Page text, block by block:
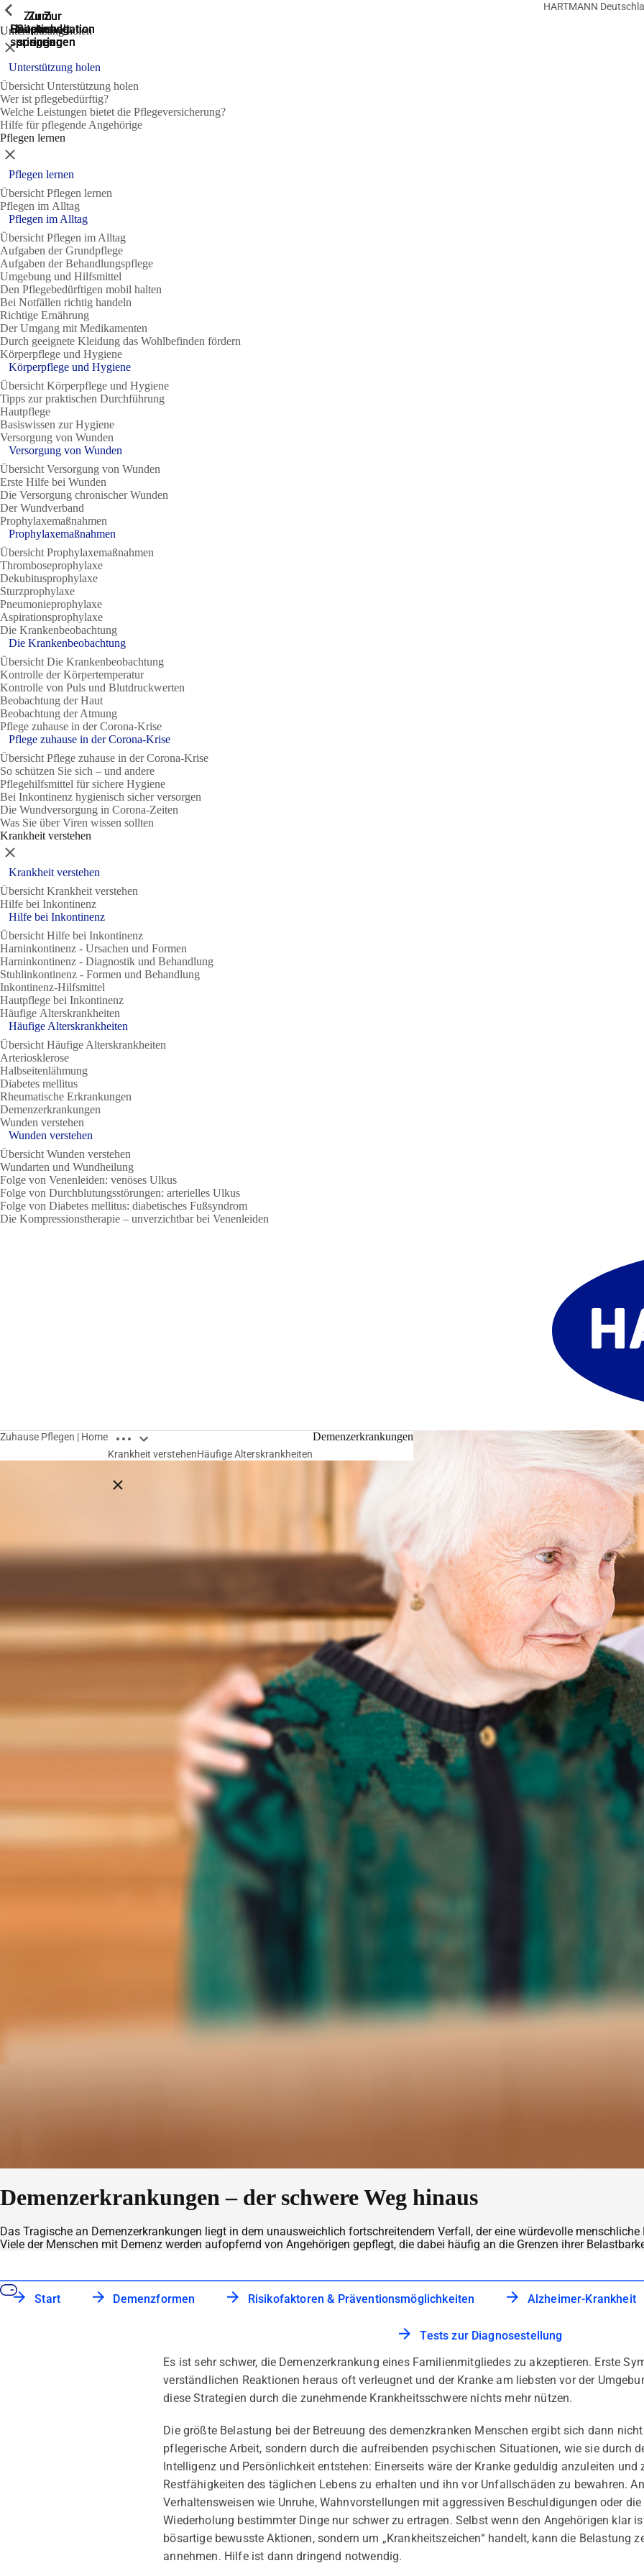
Zur
Suche
springen
Zur
Hauptnavigation
springen
Zur
Hauptnavigation
springen
Zum
Hauptinhalt
springen
Zum
Seitenende
springen
HARTMANN
Unterstützung holen
Zeige vorherige
Schließen
Unterstützung holen
Übersicht Unterstützung holen
Wer ist pflegebedürftig?
Welche Leistungen bietet die Pflegeversicherung?
Hilfe für pflegende Angehörige
Pflegen lernen
Zeige vorherige
Schließen
Pflegen lernen
Übersicht Pflegen lernen
Pflegen im Alltag
Zeige vorherige
Pflegen im Alltag
Übersicht Pflegen im Alltag
Aufgaben der Grundpflege
Aufgaben der Behandlungspflege
Umgebung und Hilfsmittel
Den Pflegebedürftigen mobil halten
Bei Notfällen richtig handeln
Richtige Ernährung
Der Umgang mit Medikamenten
Durch geeignete Kleidung das Wohlbefinden fördern
Körperpflege und Hygiene
Zeige vorherige
Körperpflege und Hygiene
Übersicht Körperpflege und Hygiene
Tipps zur praktischen Durchführung
Hautpflege
Basiswissen zur Hygiene
Versorgung von Wunden
Zeige vorherige
Versorgung von Wunden
Übersicht Versorgung von Wunden
Erste Hilfe bei Wunden
Die Versorgung chronischer Wunden
Der Wundverband
Prophylaxemaßnahmen
Zeige vorherige
Prophylaxemaßnahmen
Übersicht Prophylaxemaßnahmen
Thromboseprophylaxe
Dekubitusprophylaxe
Sturzprophylaxe
Pneumonieprophylaxe
Aspirationsprophylaxe
Die Krankenbeobachtung
Zeige vorherige
Die Krankenbeobachtung
Übersicht Die Krankenbeobachtung
Kontrolle der Körpertemperatur
Kontrolle von Puls und Blutdruckwerten
Beobachtung der Haut
Beobachtung der Atmung
Pflege zuhause in der Corona-Krise
Zeige vorherige
Pflege zuhause in der Corona-Krise
Übersicht Pflege zuhause in der Corona-Krise
So schützen Sie sich – und andere
Pflegehilfsmittel für sichere Hygiene
Bei Inkontinenz hygienisch sicher versorgen
Die Wundversorgung in Corona-Zeiten
Was Sie über Viren wissen sollten
Krankheit verstehen
Zeige vorherige
Schließen
Krankheit verstehen
Übersicht Krankheit verstehen
Hilfe bei Inkontinenz
Zeige vorherige
Hilfe bei Inkontinenz
Übersicht Hilfe bei Inkontinenz
Harninkontinenz - Ursachen und Formen
Harninkontinenz - Diagnostik und Behandlung
Stuhlinkontinenz - Formen und Behandlung
Inkontinenz-Hilfsmittel
Hautpflege bei Inkontinenz
Häufige Alterskrankheiten
Zeige vorherige
Häufige Alterskrankheiten
Übersicht Häufige Alterskrankheiten
Arteriosklerose
Halbseitenlähmung
Diabetes mellitus
Rheumatische Erkrankungen
Demenzerkrankungen
Wunden verstehen
Zeige vorherige
Wunden verstehen
Übersicht Wunden verstehen
Wundarten und Wundheilung
Folge von Venenleiden: venöses Ulkus
Folge von Durchblutungsstörungen: arterielles Ulkus
Folge von Diabetes mellitus: diabetisches Fußsyndrom
Die Kompressionstherapie – unverzichtbar bei Venenleiden
Zuhause Pflegen | Home Breadcrumbs öffnen
Breadcrumbs schließen
Krankheit verstehenHäufige Alterskrankheiten
Demenzerkrankungen
Demenzerkrankungen – der schwere Weg hinaus
Das Tragische an Demenzerkrankungen liegt in dem unausweichlich fortschreitendem Verfall, der eine würdevolle
Viele der Menschen mit Demenz werden aufopfernd von Angehörigen gepflegt, die dabei häufig an die Grenzen ihrer
Start Demenzformen Risikofaktoren & Präventionsmöglichkeiten Alzheimer-Krankheit
Tests zur Diagnosestellung
Es ist sehr schwer, die Demenzerkrankung eines Familienmitgliedes zu akzeptieren. Erste
verständlichen Reaktionen heraus oft verleugnet und der Kranke am liebsten vor der
diese Strategien durch die zunehmende Krankheitsschwere nichts mehr nützen.
Die größte Belastung bei der Betreuung des demenzkranken Menschen ergibt sich dann
pflegerische Arbeit, sondern durch die aufreibenden psychischen Situationen, wie sie durch
Intelligenz und Persönlichkeit entstehen: Einerseits wäre der Kranke geduldig anzuleiten und
Restfähigkeiten des täglichen Lebens zu erhalten und ihn vor Unfallschäden zu bewahren.
Verhaltensweisen wie Unruhe, Wahnvorstellungen mit aggressiven Beschuldigungen oder
Wiederholung bestimmter Dinge nur schwer zu ertragen. Selbst wenn den Angehörigen klar
bösartige bewusste Aktionen, sondern um „Krankheitszeichen“ handelt, kann die Belastung
annehmen. Hilfe ist dann dringend notwendig.